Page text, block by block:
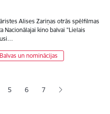
Alises Zariņas otrās spēlfilmas
kino balvai "Lielais
Balvas un nominācijas
Lapa
5 Lapa
6 7